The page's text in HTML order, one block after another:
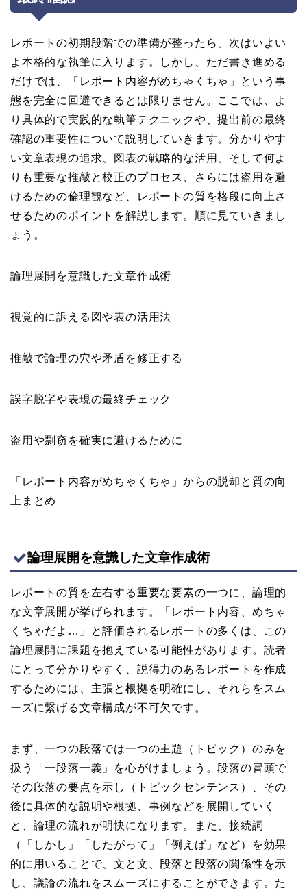
レポートの初期段階での準備が整ったら、次はいよい
よ本格的な執筆に入ります。しかし、ただ書き進める
だけでは、「レポート内容がめちゃくちゃ」という事
態を完全に回避できるとは限りません。ここでは、よ
り具体的で実践的な執筆テクニックや、提出前の最終
確認の重要性について説明していきます。分かりやす
い文章表現の追求、図表の戦略的な活用、そして何よ
りも重要な推敲と校正のプロセス、さらには盗用を避
けるための倫理観など、レポートの質を格段に向上さ
せるためのポイントを解説します。順に見ていきまし
ょう。
論理展開を意識した文章作成術
視覚的に訴える図や表の活用法
推敲で論理の穴や矛盾を修正する
誤字脱字や表現の最終チェック
盗用や剽窃を確実に避けるために
「レポート内容がめちゃくちゃ」からの脱却と質の向
上まとめ
論理展開を意識した文章作成術
レポートの質を左右する重要な要素の一つに、論理的
な文章展開が挙げられます。「レポート内容、めちゃ
くちゃだよ…」と評価されるレポートの多くは、この
論理展開に課題を抱えている可能性があります。読者
にとって分かりやすく、説得力のあるレポートを作成
するためには、主張と根拠を明確にし、それらをスム
ーズに繋げる文章構成が不可欠です。
まず、一つの段落では一つの主題（トピック）のみを
扱う「一段落一義」を心がけましょう。段落の冒頭で
その段落の要点を示し（トピックセンテンス）、その
後に具体的な説明や根拠、事例などを展開していく
と、論理の流れが明快になります。また、接続詞
（「しかし」「したがって」「例えば」など）を効果
的に用いることで、文と文、段落と段落の関係性を示
し、議論の流れをスムーズにすることができます。た